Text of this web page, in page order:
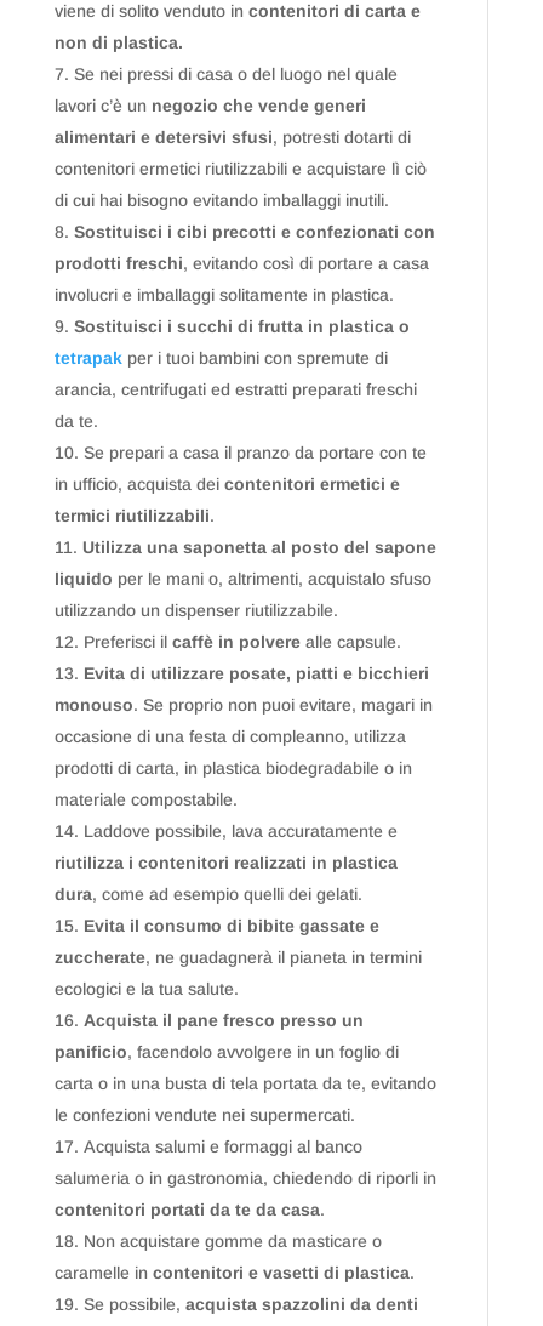
viene di solito venduto in contenitori di carta e
non di plastica.
Se nei pressi di casa o del luogo nel quale
lavori c’è un negozio che vende generi
alimentari e detersivi sfusi, potresti dotarti di
contenitori ermetici riutilizzabili e acquistare lì ciò
di cui hai bisogno evitando imballaggi inutili.
Sostituisci i cibi precotti e confezionati con
prodotti freschi, evitando così di portare a casa
involucri e imballaggi solitamente in plastica.
Sostituisci i succhi di frutta in plastica o
tetrapakper i tuoi bambini con spremute di
arancia, centrifugati ed estratti preparati freschi
da te.
Se prepari a casa il pranzo da portare con te
in ufficio, acquista dei contenitori ermetici e
termici riutilizzabili.
Utilizza una saponetta al posto del sapone
liquido per le mani o, altrimenti, acquistalo sfuso
utilizzando un dispenser riutilizzabile.
Preferisci il caffè in polvere alle capsule.
Evita di utilizzare posate, piatti e bicchieri
monouso. Se proprio non puoi evitare, magari in
occasione di una festa di compleanno, utilizza
prodotti di carta, in plastica biodegradabile o in
materiale compostabile.
Laddove possibile, lava accuratamente e
riutilizza i contenitori realizzati in plastica
dura, come ad esempio quelli dei gelati.
Evita il consumo di bibite gassate e
zuccherate, ne guadagnerà il pianeta in termini
ecologici e la tua salute.
Acquista il pane fresco presso un
panificio, facendolo avvolgere in un foglio di
carta o in una busta di tela portata da te, evitando
le confezioni vendute nei supermercati.
Acquista salumi e formaggi al banco
salumeria o in gastronomia, chiedendo di riporli in
contenitori portati da te da casa.
Non acquistare gomme da masticare o
caramelle in contenitori e vasetti di plastica.
Se possibile, acquista spazzolini da denti